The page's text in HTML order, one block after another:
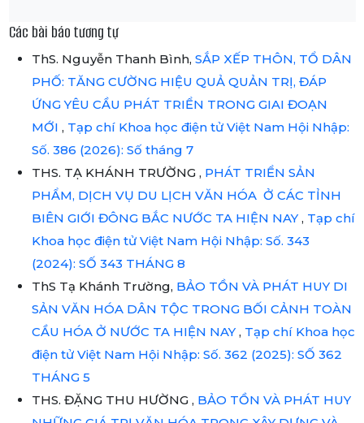
Các bài báo tương tự
ThS. Nguyễn Thanh Bình, SẮP XẾP THÔN, TỔ DÂN
PHỐ: TĂNG CƯỜNG HIỆU QUẢ QUẢN TRỊ, ĐÁP
ỨNG YÊU CẦU PHÁT TRIỂN TRONG GIAI ĐOẠN
MỚI , Tạp chí Khoa học điện tử Việt Nam Hội Nhập:
Số. 386 (2026): Số tháng 7
THS. TẠ KHÁNH TRƯỜNG , PHÁT TRIỂN SẢN
PHẨM, DỊCH VỤ DU LỊCH VĂN HÓA Ở CÁC TỈNH
BIÊN GIỚI ĐÔNG BẮC NƯỚC TA HIỆN NAY , Tạp chí
Khoa học điện tử Việt Nam Hội Nhập: Số. 343
(2024): SỐ 343 THÁNG 8
ThS Tạ Khánh Trường, BẢO TỒN VÀ PHÁT HUY DI
SẢN VĂN HÓA DÂN TỘC TRONG BỐI CẢNH TOÀN
CẦU HÓA Ở NƯỚC TA HIỆN NAY , Tạp chí Khoa học
điện tử Việt Nam Hội Nhập: Số. 362 (2025): SỐ 362
THÁNG 5
THS. ĐẶNG THU HƯỜNG , BẢO TỒN VÀ PHÁT HUY